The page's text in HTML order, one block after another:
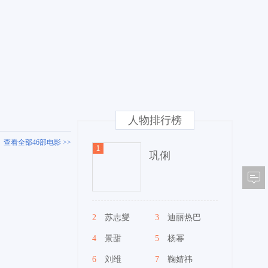
查看全部46部电影 >>
人物排行榜
巩俐
2 苏志燮 3 迪丽热巴
4 景甜 5 杨幂
6 刘维 7 鞠婧祎